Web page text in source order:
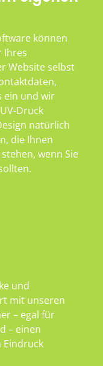
können
Ihres
Website selbst
ein und wir
Druck
natürlich
die Ihnen
wenn Sie
und
mit unseren
– egal für
– einen
Eindruck